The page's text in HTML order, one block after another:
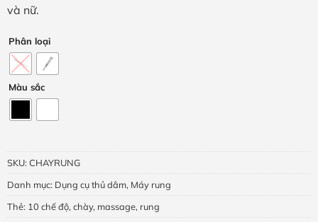
và nữ.
Phân loại
Màu sắc
SKU: CHAYRUNG
Danh mục: Dụng cụ thủ dâm, Máy rung
Thẻ: 10 chế độ, chày, massage, rung